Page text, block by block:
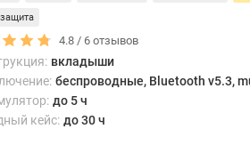
4.8 / 6 отзывов
вкладыши
беспроводные, Bluetooth v5.3,
до 5 ч
кейс: до 30 ч